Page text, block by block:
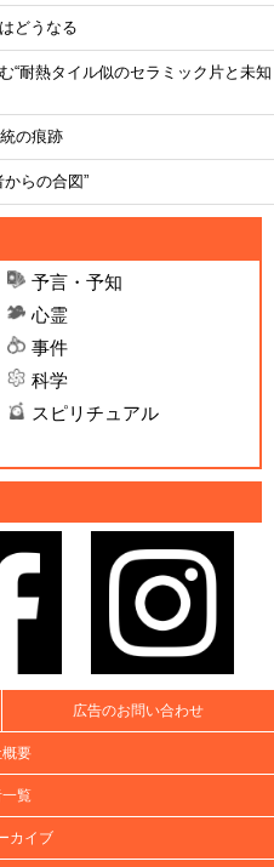
どうなる
“耐熱タイル似のセラミック片と未知
の痕跡
らの合図”
予言・予知
心霊
事件
科学
スピリチュアル
広告のお問い合わせ
要
覧
カイブ